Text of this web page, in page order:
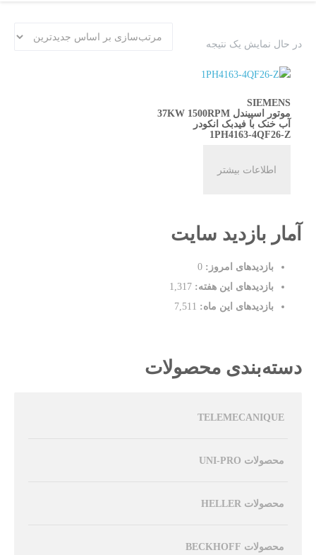
در حال نمایش یک نتیجه
SIEMENS
موتور اسپیندل 37KW 1500RPM
آب خنک با فیدبک انکودر
1PH4163-4QF26-Z
اطلاعات بیشتر
آمار بازدید سایت
بازدیدهای امروز: 0
بازدیدهای این هفته: 1,317
بازدیدهای این ماه: 7,511
دسته‌بندی محصولات
TELEMECANIQUE
محصولات UNI-PRO
محصولات HELLER
محصولات BECKHOFF